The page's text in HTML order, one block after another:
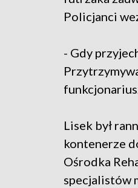
Policjanci
- Gdy
Lisek był
kontenerze
Ośrodka
specjalistów